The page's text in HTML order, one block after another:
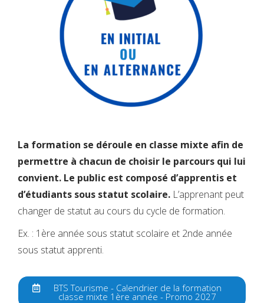
La formation se déroule en classe mixte afin de
permettre à chacun de choisir le parcours qui lui
convient. Le public est composé d’apprentis et
d’étudiants sous statut scolaire. L’apprenant peut
changer de statut au cours du cycle de formation.
Ex. : 1ère année sous statut scolaire et 2nde année
sous statut apprenti.
BTS Tourisme - Calendrier de la formation
classe mixte 1ère année - Promo 2027